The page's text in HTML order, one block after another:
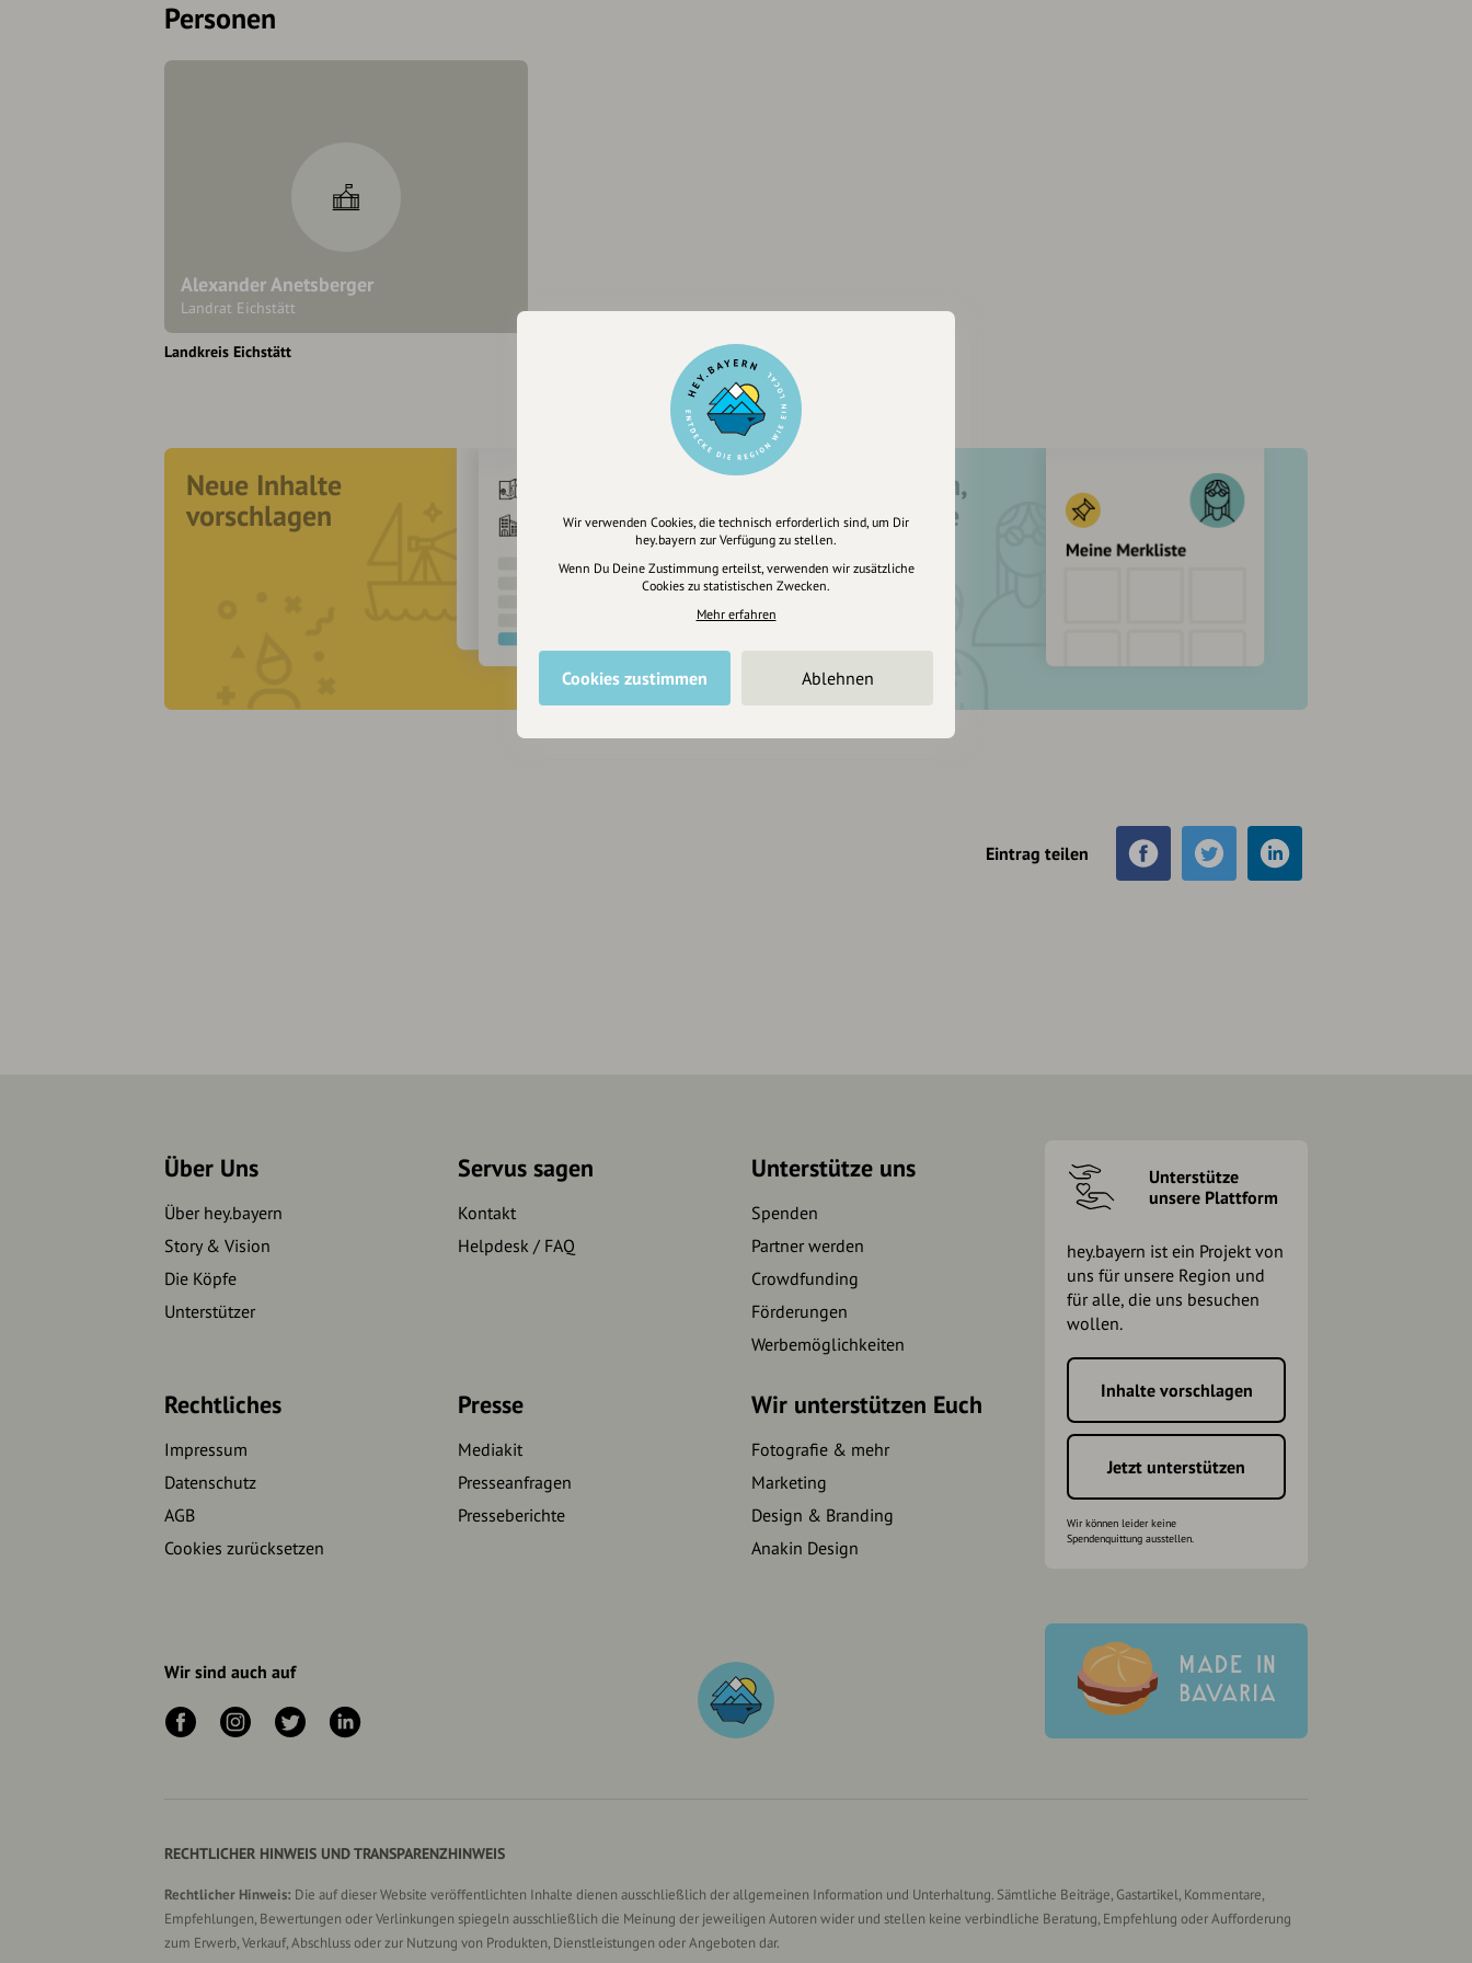
Personen
Alexander Anetsberger
Landrat Eichstätt
Landkreis Eichstätt
Neue Inhalte
vorschlagen
Registriere dich,
um dir Einträge
zu merken
Eintrag teilen
Über Uns
Über hey.bayern
Story & Vision
Die Köpfe
Unterstützer
Servus sagen
Kontakt
Helpdesk / FAQ
Unterstütze uns
Spenden
Partner werden
Crowdfunding
Förderungen
Werbemöglichkeiten
Rechtliches
Impressum
Datenschutz
AGB
Cookies zurücksetzen
Presse
Mediakit
Presseanfragen
Presseberichte
Wir unterstützen Euch
Fotografie & mehr
Marketing
Design & Branding
Anakin Design
Unterstütze
unsere Plattform
hey.bayern ist ein Projekt von
uns für unsere Region und
für alle, die uns besuchen
wollen.
Inhalte vorschlagen
Jetzt unterstützen
Wir können leider keine
Spendenquittung ausstellen.
Wir sind auch auf
RECHTLICHER HINWEIS UND TRANSPARENZHINWEIS
Rechtlicher Hinweis: Die auf dieser Website veröffentlichten Inhalte dienen ausschließlich der allgemeinen Information und Unterhaltung. Sämtliche Beiträge, Gastartikel, Kommentare,
Empfehlungen, Bewertungen oder Verlinkungen spiegeln ausschließlich die Meinung der jeweiligen Autoren wider und stellen keine verbindliche Beratung, Empfehlung oder Aufforderung
zum Erwerb, Verkauf, Abschluss oder zur Nutzung von Produkten, Dienstleistungen oder Angeboten dar.
Wir verwenden Cookies, die technisch erforderlich sind, um Dir
hey.bayern zur Verfügung zu stellen.
Wenn Du Deine Zustimmung erteilst, verwenden wir zusätzliche
Cookies zu statistischen Zwecken.
Mehr erfahren
Cookies zustimmen Ablehnen